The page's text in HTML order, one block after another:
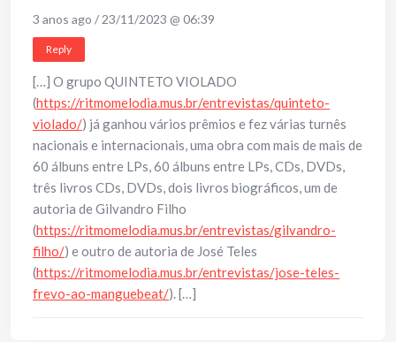
3 anos ago / 23/11/2023 @ 06:39
Reply
[…] O grupo QUINTETO VIOLADO
(https://ritmomelodia.mus.br/entrevistas/quinteto-
violado/) já ganhou vários prêmios e fez várias turnês
nacionais e internacionais, uma obra com mais de mais de
60 álbuns entre LPs, 60 álbuns entre LPs, CDs, DVDs,
três livros CDs, DVDs, dois livros biográficos, um de
autoria de Gilvandro Filho
(https://ritmomelodia.mus.br/entrevistas/gilvandro-
filho/) e outro de autoria de José Teles
(https://ritmomelodia.mus.br/entrevistas/jose-teles-
frevo-ao-manguebeat/). […]